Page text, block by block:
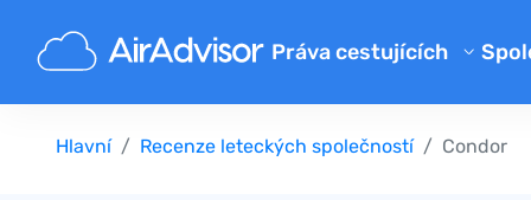
Práva cestujících
Kalkulačka kompenzace
Kompenzace zpožděného letu
O
Blog
Hlavní Recenze leteckých společností Condor